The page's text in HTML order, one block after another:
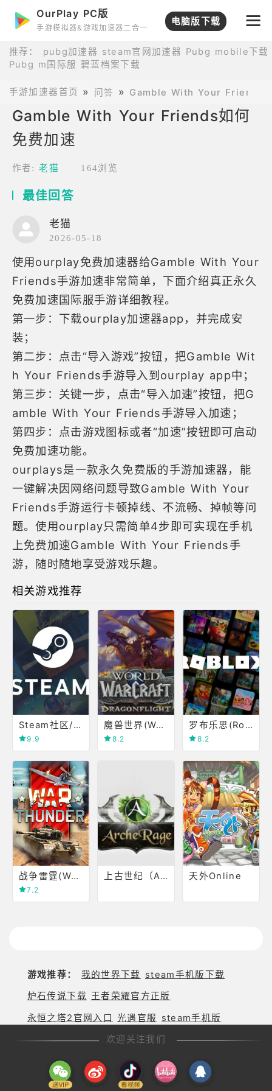
OurPlay PC版
手游模拟器&游戏加速器二合一
电脑版下载
推荐： pubg加速器 steam官网加速器
Pubg mobile下载
Pubg m国际服 碧蓝档案下载
手游加速器首页 问答 Gamble With Your Friends
Gamble With Your Friends如何
免费加速
作者:老猫 164浏览
最佳回答
老猫
2026-05-18
使用ourplay免费加速器给Gamble With Your
Friends手游加速非常简单，下面介绍真正永久
免费加速国际服手游详细教程。
第一步：下载ourplay加速器app，并完成安
装；
第二步：点击“导入游戏”按钮，把Gamble Wit
h Your Friends手游导入到ourplay app中；
第三步：关键一步，点击“导入加速”按钮，把G
amble With Your Friends手游导入加速；
第四步：点击游戏图标或者“加速”按钮即可启动
免费加速功能。
ourplays是一款永久免费版的手游加速器，能
一键解决因网络问题导致Gamble With Your
Friends手游运行卡顿掉线、不流畅、掉帧等问
题。使用ourplay只需简单4步即可实现在手机
上免费加速Gamble With Your Friends手
游，随时随地享受游戏乐趣。
相关游戏推荐
Steam社区/商店
9.9
魔兽世界(World of Warcraft)
8.2
罗布乐思(Roblox)
8.2
战争雷霆(War Thunder)
7.2
上古世纪（Arche Age0 天外Online
游戏推荐： 我的世界下载 steam手机版下载
炉石传说下载 王者荣耀官方正版
永恒之塔2官网入口 光遇官服
steam手机版
欢迎关注我们